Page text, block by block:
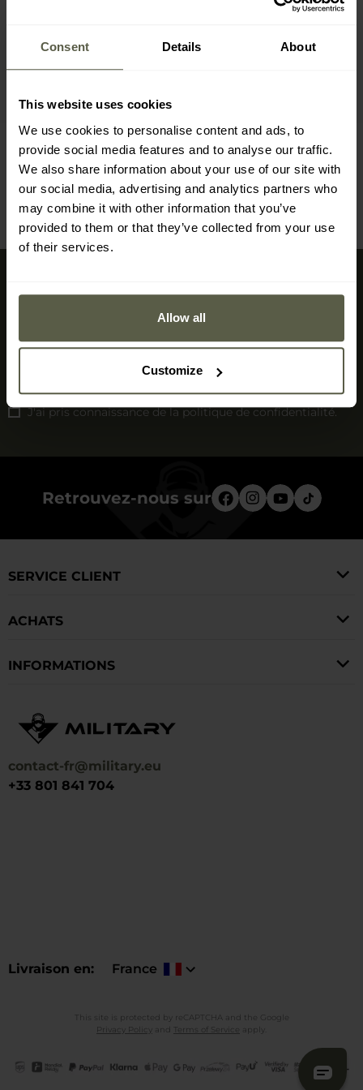
Consent Details About
This website uses cookies
We use cookies to personalise content and ads, to
provide social media features and to analyse our traffic.
We also share information about your use of our site with
our social media, advertising and analytics partners who
may combine it with other information that you’ve
provided to them or that they’ve collected from your use
of their services.
Allow all
Customize
trouverez ces dernières dans une catégorie distincte de
Supports vélo pour lampes
Profitez de nos offres exceptionnelles et des dernières
J'ai pris connaissance de lapolitique de confidentialité.
Retrouvez-nous sur
contact-fr@military.eu
+33 801 841 704
Livraison en France
SERVICE CLIENT
ACHATS
INFORMATIONS
This site is protected by reCAPTCHA and the Google
Privacy Policy
and Terms of Service apply.